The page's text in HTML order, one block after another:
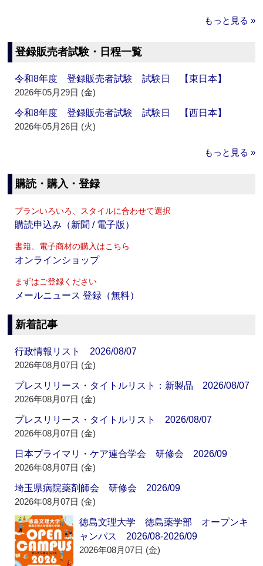
もっと見る »
登録販売者試験・日程一覧
令和8年度 登録販売者試験 試験日 【東日本】
2026年05月29日 (金)
令和8年度 登録販売者試験 試験日 【西日本】
2026年05月26日 (火)
もっと見る »
購読・購入・登録
プランいろいろ、スタイルに合わせて選択
購読申込み（新聞 / 電子版）
書籍、電子商材の購入はこちら
オンラインショップ
まずはご登録ください
メールニュース 登録（無料）
新着記事
行政情報リスト 2026/08/07
2026年08月07日 (金)
プレスリリース・タイトルリスト：新製品 2026/08/07
2026年08月07日 (金)
プレスリリース・タイトルリスト 2026/08/07
2026年08月07日 (金)
日本プライマリ・ケア連合学会 研修会 2026/09
2026年08月07日 (金)
埼玉県病院薬剤師会 研修会 2026/09
2026年08月07日 (金)
徳島文理大学 徳島薬学部 オープンキ
ャンパス 2026/08-2026/09
2026年08月07日 (金)